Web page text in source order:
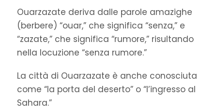
Ouarzazate deriva dalle parole amazighe
(berbere) “ouar,” che significa “senza,” e
“zazate,” che significa “rumore,” risultando
nella locuzione “senza rumore.”
La città di Ouarzazate è anche conosciuta
come “la porta del deserto” o “l’ingresso al
Sahara.”